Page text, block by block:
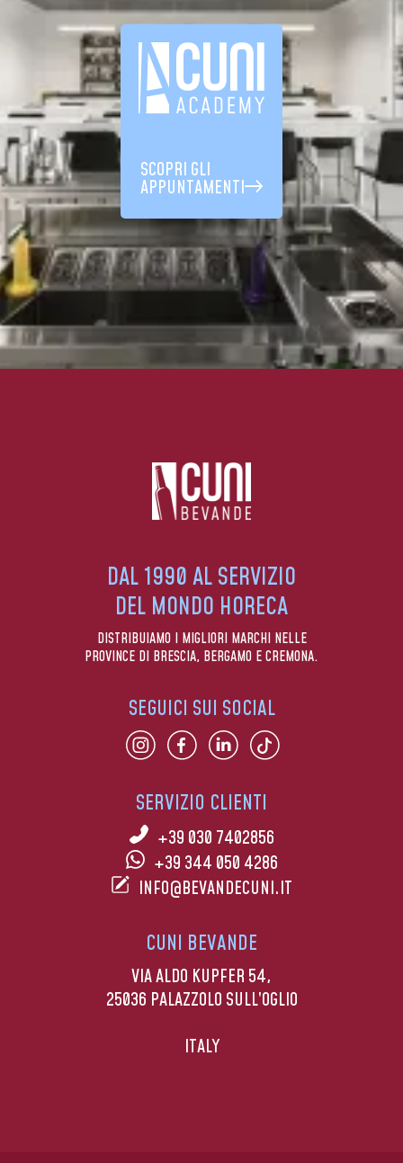
SCOPRI GLI
APPUNTAMENTI
DAL 1990 AL SERVIZIO
DEL MONDO HORECA
DISTRIBUIAMO I MIGLIORI MARCHI NELLE
PROVINCE DI BRESCIA, BERGAMO E CREMONA.
SERVIZIO CLIENTI
+39 030 7402856
+39 344 050 4286
INFO@BEVANDECUNI.IT
CUNI BEVANDE
VIA ALDO KUPFER 54,
25036 PALAZZOLO SULL’OGLIO
ITALY
SEGUICI SUI SOCIAL